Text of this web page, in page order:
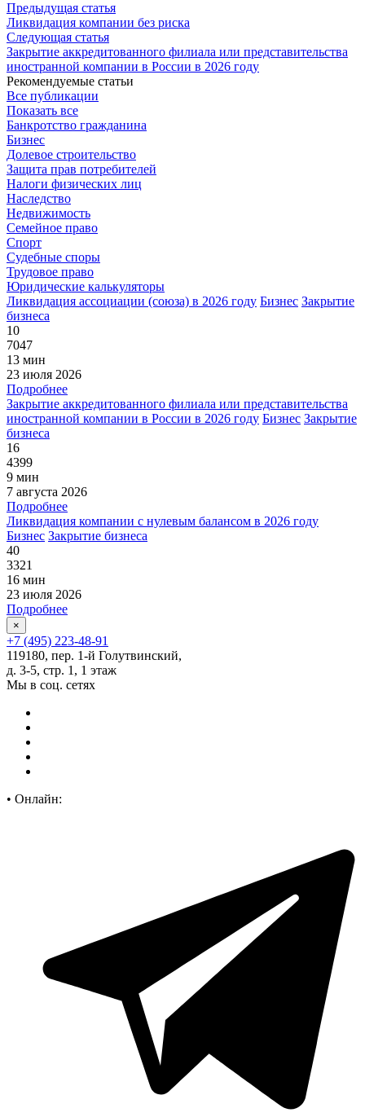
Предыдущая статья
Ликвидация компании без риска
Следующая статья
Закрытие аккредитованного филиала или представительства
иностранной компании в России в 2026 году
Рекомендуемые статьи
Все публикации
Показать все
Банкротство гражданина
Бизнес
Долевое строительство
Защита прав потребителей
Налоги физических лиц
Наследство
Недвижимость
Семейное право
Спорт
Судебные споры
Трудовое право
Юридические калькуляторы
Ликвидация ассоциации (союза) в 2026 году Бизнес Закрытие
бизнеса
10
7047
13 мин
23 июля 2026
Подробнее
Закрытие аккредитованного филиала или представительства
иностранной компании в России в 2026 году Бизнес Закрытие
бизнеса
16
4399
9 мин
7 августа 2026
Подробнее
Ликвидация компании с нулевым балансом в 2026 году
Бизнес Закрытие бизнеса
40
3321
16 мин
23 июля 2026
Подробнее
×
+7 (495) 223-48-91
119180, пер. 1-й Голутвинский,
д. 3-5, стр. 1, 1 этаж
Мы в соц. сетях
• Онлайн: